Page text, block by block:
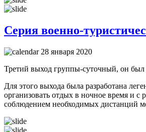
Серия военно-
28 января 2020
Третий выход группы-суточный, он был
Для этого выхода была разработана
организовать отдых в ночное время и с
соблюдением необходимых дистанций